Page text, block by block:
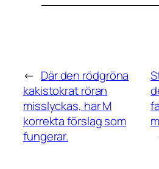
← Där den rödgröna
kakistokrat röran
misslyckas, har M
korrekta förslag som
fungerar.